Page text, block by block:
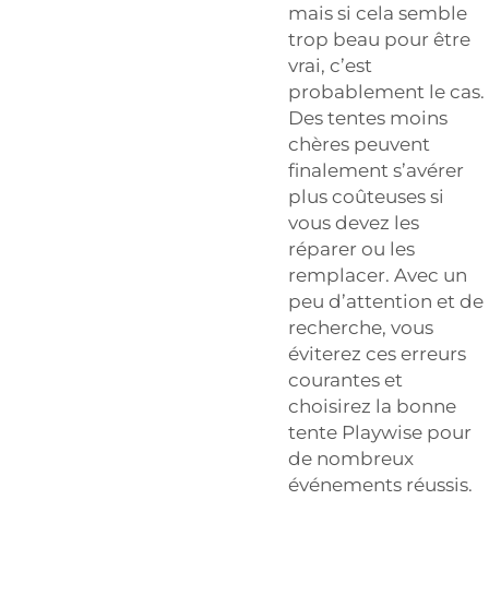
mais si cela semble
trop beau pour être
vrai, c’est
probablement le cas.
Des tentes moins
chères peuvent
finalement s’avérer
plus coûteuses si
vous devez les
réparer ou les
remplacer. Avec un
peu d’attention et de
recherche, vous
éviterez ces erreurs
courantes et
choisirez la bonne
tente Playwise pour
de nombreux
événements réussis.